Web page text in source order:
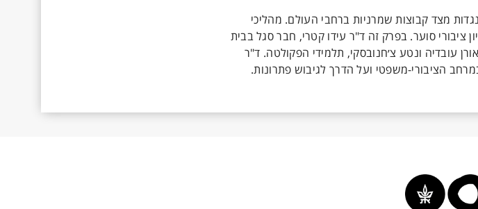
מצד קבוצות שמרניות ברחבי העולם. מהליכי
ציבורי סוער. בפרק זה ד"ר עידו קטרי, חבר סגל בבית
עובדיה ונטע צ׳חנובסקי, תלמידי הפקולטה. ד"ר
הציבורי-משפטי ועל הדרך לגיבוש פתרונות.